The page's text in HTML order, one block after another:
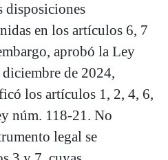
disposiciones
en los artículos 6, 7
aprobó la Ley
de 2024,
los artículos 1, 2, 4, 6,
núm. 118-21. No
legal se